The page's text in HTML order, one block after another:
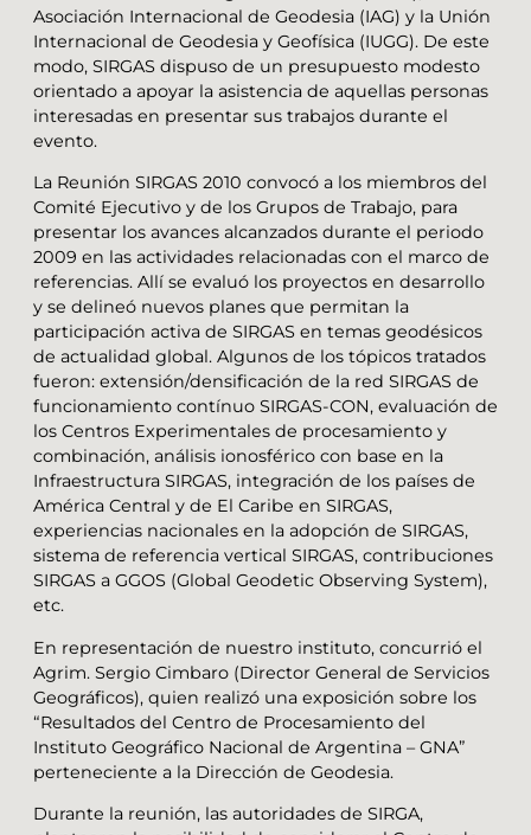
Asociación Internacional de Geodesia (IAG) y la Unión
Internacional de Geodesia y Geofísica (IUGG). De este
modo, SIRGAS dispuso de un presupuesto modesto
orientado a apoyar la asistencia de aquellas personas
interesadas en presentar sus trabajos durante el
evento.
La Reunión SIRGAS 2010 convocó a los miembros del
Comité Ejecutivo y de los Grupos de Trabajo, para
presentar los avances alcanzados durante el periodo
2009 en las actividades relacionadas con el marco de
referencias. Allí se evaluó los proyectos en desarrollo
y se delineó nuevos planes que permitan la
participación activa de SIRGAS en temas geodésicos
de actualidad global. Algunos de los tópicos tratados
fueron: extensión/densificación de la red SIRGAS de
funcionamiento contínuo SIRGAS-CON, evaluación de
los Centros Experimentales de procesamiento y
combinación, análisis ionosférico con base en la
Infraestructura SIRGAS, integración de los países de
América Central y de El Caribe en SIRGAS,
experiencias nacionales en la adopción de SIRGAS,
sistema de referencia vertical SIRGAS, contribuciones
SIRGAS a GGOS (Global Geodetic Observing System),
etc.
En representación de nuestro instituto, concurrió el
Agrim. Sergio Cimbaro (Director General de Servicios
Geográficos), quien realizó una exposición sobre los
“Resultados del Centro de Procesamiento del
Instituto Geográfico Nacional de Argentina – GNA”
perteneciente a la Dirección de Geodesia.
Durante la reunión, las autoridades de SIRGA,